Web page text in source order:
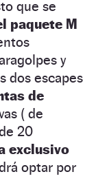
que se
paquete M
y
dos escapes
de
( de
20
exclusivo
optar por